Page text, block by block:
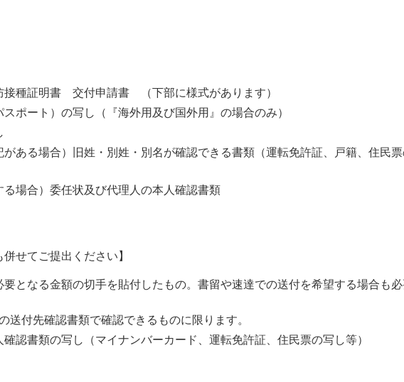
種証明書 交付申請書 （下部に様式があります）
ポート）の写し（『海外用及び国外用』の場合のみ）
がある場合）旧姓・別姓・別名が確認できる書類（運転免許証、戸籍、住民
る場合）委任状及び代理人の本人確認書類
せてご提出ください】
となる金額の切手を貼付したもの。書留や速達での送付を希望する場合も
送付先確認書類で確認できるものに限ります。
認書類の写し（マイナンバーカード、運転免許証、住民票の写し等）